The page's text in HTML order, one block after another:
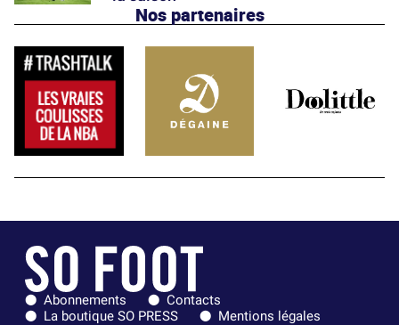
Nos partenaires
Abonnements
Contacts
La boutique SO PRESS
Mentions légales